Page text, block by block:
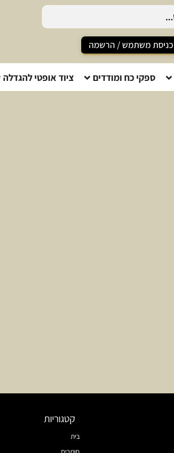
כניסת משתמש / הרשמה
ספקי כח ומודדים ציוד אופטי להגדלה
קטגוריות
בית